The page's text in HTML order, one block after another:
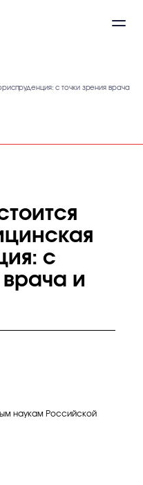
с точки зрения врача
с
врача и
наукам Российской